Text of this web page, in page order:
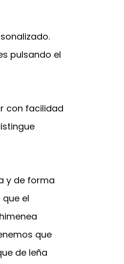
pulsando el
con facilidad
y de forma
el
que
de leña